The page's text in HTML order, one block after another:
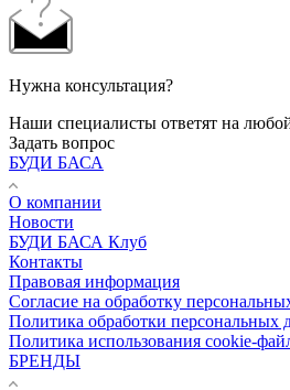
Нужна консультация?
Наши специалисты ответят на
Задать вопрос
БУДИ БАСА
О компании
Новости
БУДИ БАСА Клуб
Контакты
Правовая информация
Согласие на обработку
Политика обработки персональных
Политика использования cookie-
БРЕНДЫ